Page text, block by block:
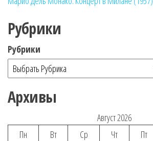
Рубрики
Рубрики
Архивы
Август 2026
Пн
Вт Ср Чт Пт